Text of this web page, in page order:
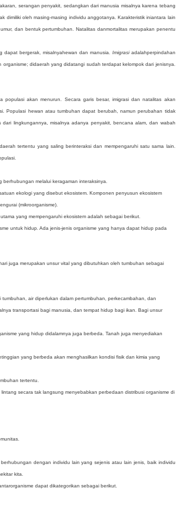
serangan penyakit, sedangkan dari manusia misalnya karena tebang
dimiliki oleh masing-masing individu anggotanya. Karakteristik iniantara lain
umur, dan bentuk pertumbuhan. Natalitas danmortalitas merupakan penentu
dapat bergerak, misalnyahewan dan manusia. Imigrasi adalahperpindahan
didaerah yang didatangi sudah terdapat kelompok dari jenisnya.
akan menurun. Secara garis besar, imigrasi dan natalitas akan
Populasi hewan atau tumbuhan dapat berubah, namun perubahan tidak
lingkungannya, misalnya adanya penyakit, bencana alam, dan wabah
tertentu yang saling berinteraksi dan mempengaruhi satu sama lain.
melalui keragaman interaksinya.
ekologi yang disebut ekosistem. Komponen penyusun ekosistem
(mikroorganisme).
yang mempengaruhi ekosistem adalah sebagai berikut.
untuk hidup. Ada jenis-jenis organisme yang hanya dapat hidup pada
juga merupakan unsur vital yang dibutuhkan oleh tumbuhan sebagai
air diperlukan dalam pertumbuhan, perkecambahan, dan
transportasi bagi manusia, dan tempat hidup bagi ikan. Bagi unsur
yang hidup didalamnya juga berbeda. Tanah juga menyediakan
yang berbeda akan menghasilkan kondisi fisik dan kimia yang
tertentu.
secara tak langsung menyebabkan perbedaan distribusi organisme di
dengan individu lain yang sejenis atau lain jenis, baik individu
kita.
dapat dikategorikan sebagai berikut.